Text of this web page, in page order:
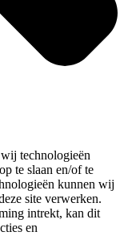
technologieën
te slaan en/of te
kunnen wij
site verwerken.
intrekt, kan dit
en